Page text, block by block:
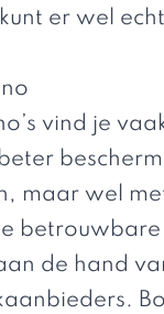
er wel
vind je
maar wel
betrouwbare
de hand